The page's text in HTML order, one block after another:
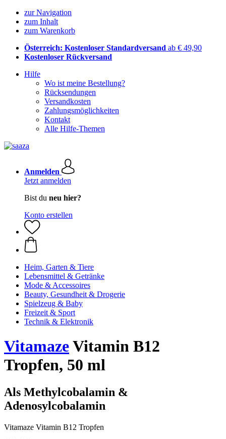
zur Navigation
zum Inhalt
zum Warenkorb
Österreich: Kostenloser Standardversand ab € 49,90
Kostenloser Rückversand
Hilfe
Wo ist meine Bestellung?
Rücksendungen
Versandkosten
Zahlungsmöglichkeiten
Kontakt
Alle Hilfe-Themen
Anmelden
Jetzt anmelden
Bist du neu hier?
Konto erstellen
Heim, Garten & Tiere
Lebensmittel & Getränke
Mode & Accessoires
Beauty, Gesundheit & Drogerie
Spielzeug & Baby
Freizeit & Sport
Technik & Elektronik
VitamazeVitamin B12
Tropfen, 50 ml
Als Methylcobalamin &
Adenosylcobalamin
Vitamaze Vitamin B12 Tropfen